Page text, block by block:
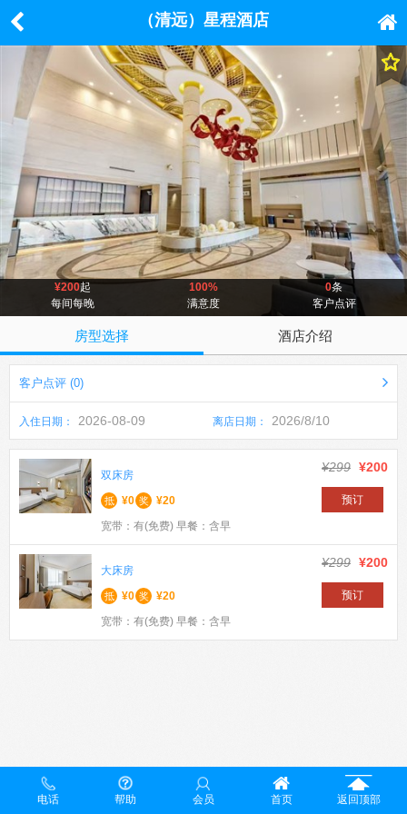
（清远）星程酒店
¥200起
每间每晚
100%
满意度
0条
客户点评
房型选择 酒店介绍
客户点评 (0)
入住日期： 2026-08-09 离店日期： 2026/8/10
双床房
抵 ¥0 奖
¥20
宽带：有(免费) 早餐：含早
¥299 ¥200
预订
大床房
抵 ¥0 奖
¥20
宽带：有(免费) 早餐：含早
¥299 ¥200
预订
电话 帮助 会员 首页 返回顶部